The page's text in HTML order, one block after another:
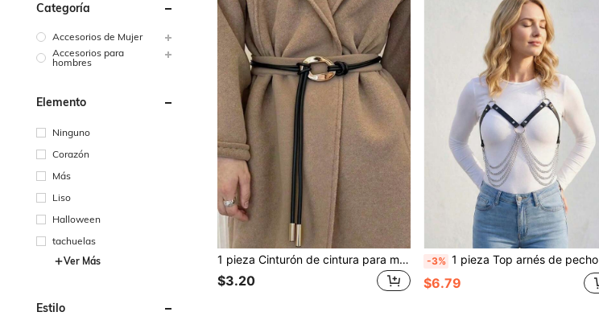
Categoría
Accesorios de Mujer
Accesorios para
hombres
Elemento
Ninguno
Corazón
Más
Liso
Halloween
tachuelas
Ver Más
Estilo
1 pieza Cinturón de cintura para mujer, cuerda de cintura anudada de unicolor de moda, accesorio elegante para combinar con vestidos, chaquetas, abrigos, versátil para todas las estaciones
$3.20
-3% 1 pieza Top arnés de pecho para mujer, correa corporal de cuero PU ajustable, estilo minimalista para uso diario y fiesta de Navidad en club
$6.79